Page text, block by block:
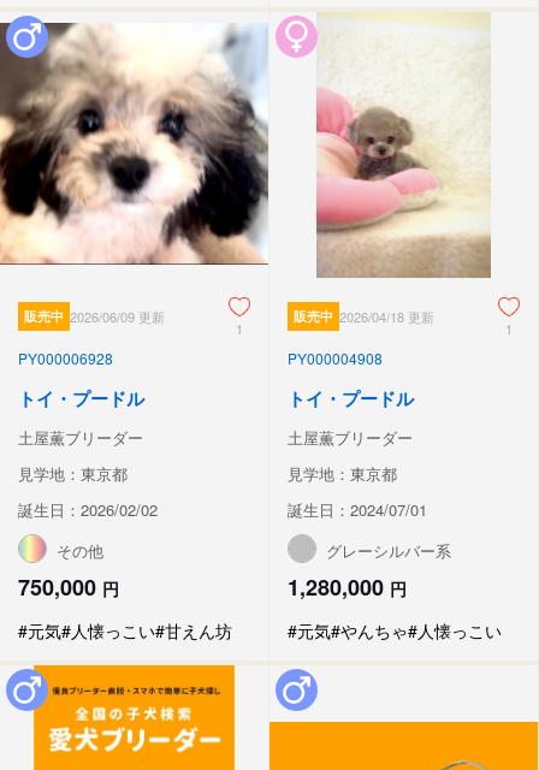
販売中 2026/06/09 更新
1
PY000006928
トイ・プードル
土屋薫ブリーダー
見学地：東京都
誕生日：2026/02/02
その他
750,000 円
#元気#人懐っこい#甘えん坊
販売中 2026/04/18 更新
1
PY000004908
トイ・プードル
土屋薫ブリーダー
見学地：東京都
誕生日：2024/07/01
グレーシルバー系
1,280,000 円
#元気#やんちゃ#人懐っこい